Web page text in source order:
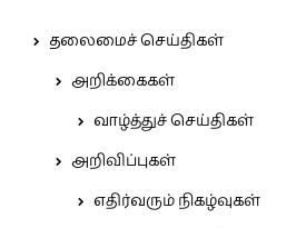
தலைமைச் செய்திகள்
அறிக்கைகள்
வாழ்த்துச் செய்திகள்
அறிவிப்புகள்
எதிர்வரும் நிகழ்வுகள்